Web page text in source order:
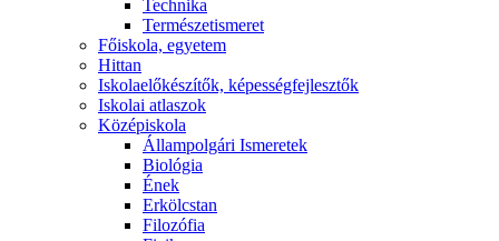
Technika
Természetismeret
Főiskola, egyetem
Hittan
Iskolaelőkészítők, képességfejlesztők
Iskolai atlaszok
Középiskola
Állampolgári Ismeretek
Biológia
Ének
Erkölcstan
Filozófia